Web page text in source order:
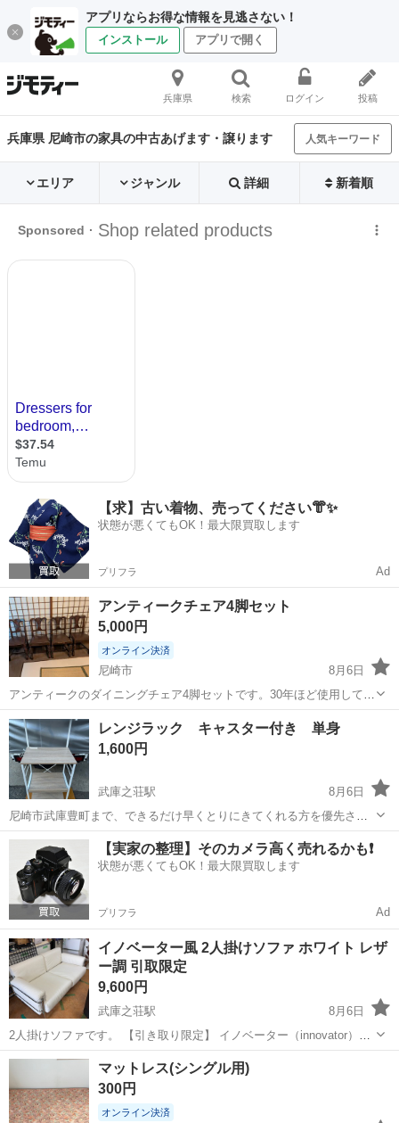
アプリならお得な情報を見逃さない！
インストール アプリで開く
兵庫県 検索 ログイン 投稿
兵庫県 尼崎市の家具の中古あげます・譲ります 人気キーワード
エリア ジャンル 詳細 新着順
【求】古い着物、売ってください👘✨
状態が悪くてもOK！最大限買取します
プリフラ Ad
アンティークチェア4脚セット
5,000円
オンライン決済
尼崎市
8月6日
アンティークのダイニングチェア4脚セットです。30年ほど使用してお
りましたが、引っ越しのために出品しております。木の装飾がとても
綺麗です。アンティークのため、角が削れたり、傷や多少のガタつき
がございます。使用には問題ありませ...
兵庫 尼崎市
レンジラック キャスター付き 単身
1,600円
武庫之荘駅
8月6日
尼崎市武庫豊町まで、できるだけ早くとりにきてくれる方を優先させ
ていただきます。 よろしくおねがいします。 配送も可能です。 配送
希望の方はメッセージにて配送費のお話をさせていただきます。 【配
達ご希望のお客様専用フォーム...
兵庫 尼崎市 武庫之荘駅
【実家の整理】そのカメラ高く売れるかも❗️
状態が悪くてもOK！最大限買取します
プリフラ Ad
イノベーター風 2人掛けソファ ホワイト レザ
ー調 引取限定
9,600円
武庫之荘駅
8月6日
2人掛けソファです。 【引き取り限定】 イノベーター（innovator）パ
ルピットに似たデザインですが、タグやメーカー表記が見当たらない
ため、メーカー不明として出品いたします。 写真でご判断のうえご購
入をお願いいたしま...
兵庫 尼崎市 武庫之荘駅 ソファ
マットレス(シングル用)
300円
オンライン決済